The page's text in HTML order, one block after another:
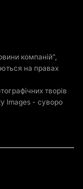
компаній",
на правах
творів
Images - суворо